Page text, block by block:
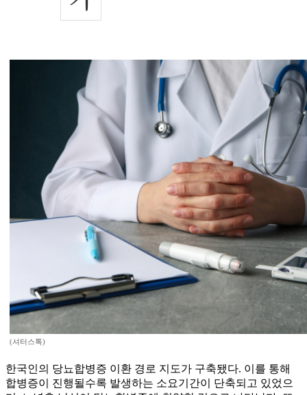
(셔터스톡)
한국인의 당뇨합병증 이환 경로 지도가 구축됐다. 이를 통해
합병증이 진행될수록 발생하는 소요기간이 단축되고 있었으